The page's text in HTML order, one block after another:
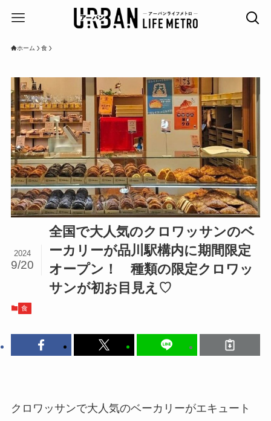
ホーム 食
全国で大人気のクロワッサンのベ
ーカリーが品川駅構内に期間限定
オープン！ 種類の限定クロワッ
サンが初お目見え♡
2024
9/20
食
クロワッサンで大人気のベーカリーがエキュート